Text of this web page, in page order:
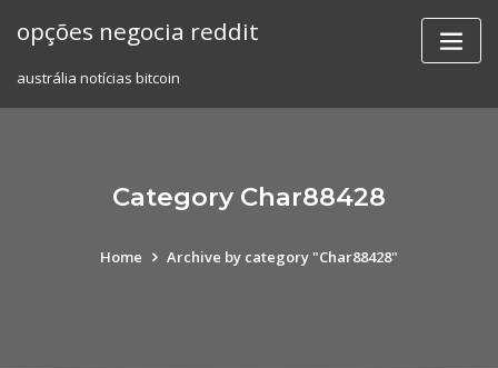
opções negocia reddit
austrália notícias bitcoin
Category Char88428
Home Archive by category "Char88428"